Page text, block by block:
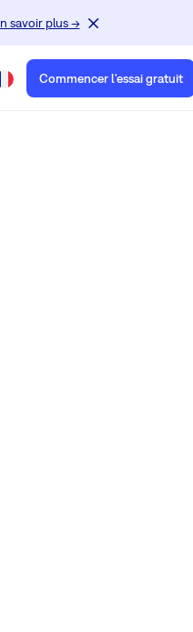
savoir plus →
Commencer l'essai gratuit